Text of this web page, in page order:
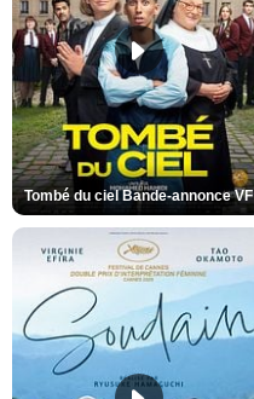
Tombé du ciel Bande-annonce VF